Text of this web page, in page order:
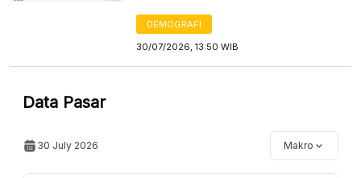
DEMOGRAFI
30/07/2026, 13:50 WIB
Data Pasar
30 July 2026 Makro